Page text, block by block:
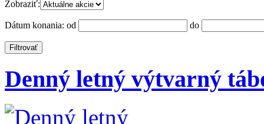
Zobraziť:
Dátum konania: od do
Denný letný výtvarný